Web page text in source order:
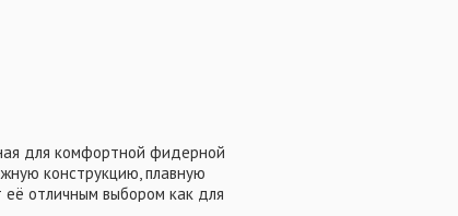
для комфортной фидерной
конструкцию, плавную
отличным выбором как для